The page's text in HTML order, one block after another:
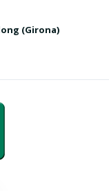
(Girona)